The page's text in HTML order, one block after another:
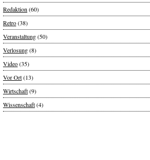
Redaktion (60)
Retro(38)
Veranstaltung(50)
Verlosung(8)
Video(35)
Vor Ort(13)
Wirtschaft(9)
Wissenschaft(4)